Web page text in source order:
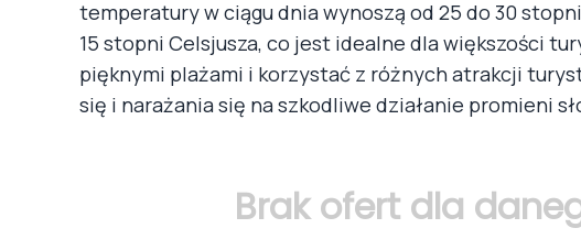
temperatury w ciągu dnia wynoszą od 25 do 30
15 stopni Celsjusza, co jest idealne dla większości
pięknymi plażami i korzystać z różnych atrakcji
się i narażania się na szkodliwe działanie promieni
Brak ofert dla